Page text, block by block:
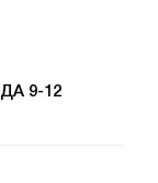
9-12